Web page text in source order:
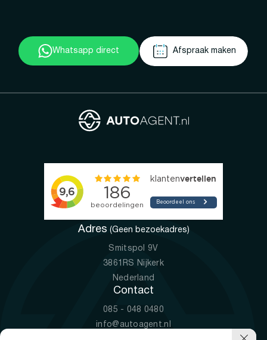
Whatsapp direct Afspraak maken
Adres (Geen bezoekadres)
Smitspol 9V
3861RS Nijkerk
Nederland
Contact
085 - 048 0480
info@autoagent.nl